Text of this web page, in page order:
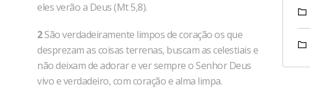
eles verão a Deus (Mt 5,8).
2São verdadeiramente limpos de coração os que
desprezam as coisas terrenas, buscam as celestiais e
não deixam de adorar e ver sempre o Senhor Deus
vivo e verdadeiro, com coração e alma limpa.